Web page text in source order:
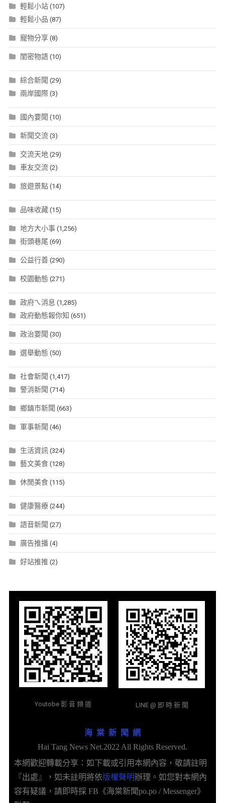
輕鬆小站(107)
輕鬆小品 (87)
寵物分享(8)
閨密物語(10)
綜合新聞 (29)
兩岸國際(3)
國內要聞 (10)
新聞交流(3)
交流天地(29)
車友交流(2)
旅遊景點(14)
品味收藏(15)
地方大小事(1,256)
街頭巷尾 (69)
公益行善(290)
校園動態 (271)
政府ㄟ消息 (1,285)
政府動態報你知 (651)
政治要聞 (30)
選舉動態 (50)
社會新聞 (1,417)
警消新聞 (714)
鄉鎮市新聞 (663)
軍事新聞 (46)
生活資訊(324)
藝文美食(128)
休閒美食(115)
健康醫療(244)
語音新聞 (27)
廣告推播(4)
好站推推 (2)
Youtobe 影 音 頻 道 LINE @ 即 時 新 聞
海 棠 新 聞 網
Hai Tang News Net.2022 All Rights Reserved.
本網歡迎轉載分享：如下載或引用本網內容，敬請註明
『出處』，如未註明將依版權聲明辦理。如您對本網內
容有疑議，請即時採 FB《海棠新聞po.po / Messenger》